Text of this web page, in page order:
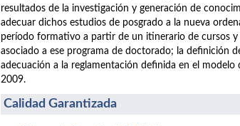
resultados de la investigación y generación de
adecuar dichos estudios de posgrado a la nueva
período formativo a partir de un itinerario de cursos
asociado a ese programa de doctorado; la definición
adecuación a la reglamentación definida en el
2009.
Calidad Garantizada